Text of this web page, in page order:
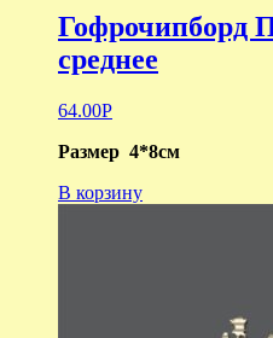
Гофрочипборд
среднее
64.00Р
Размер 4*8см
В корзину